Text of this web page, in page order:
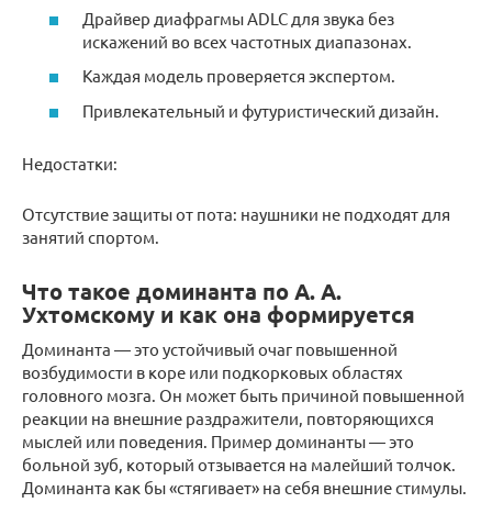
Драйвер диафрагмы ADLC для звука без
искажений во всех частотных диапазонах.
Каждая модель проверяется экспертом.
Привлекательный и футуристический дизайн.
Недостатки:
Отсутствие защиты от пота: наушники не подходят для
занятий спортом.
Что такое доминанта по А. А.
Ухтомскому и как она формируется
Доминанта — это устойчивый очаг повышенной
возбудимости в коре или подкорковых областях
головного мозга. Он может быть причиной повышенной
реакции на внешние раздражители, повторяющихся
мыслей или поведения. Пример доминанты — это
больной зуб, который отзывается на малейший толчок.
Доминанта как бы «стягивает» на себя внешние стимулы.